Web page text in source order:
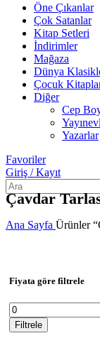
Öne Çıkanlar
Çok Satanlar
Kitap Setleri
İndirimler
Mağaza
Dünya
Çocuk
Diğer
Cep
Yazarlar
Favoriler
Giriş / Kayıt
Çavdar
Ana Sayfa Ürünler
Fiyata göre filtrele
En
düşük
fiyat
Filtrele